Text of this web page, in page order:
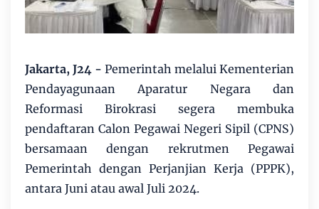
Jakarta, J24 - Pemerintah melalui Kementerian
Pendayagunaan Aparatur Negara dan
Reformasi Birokrasi segera membuka
pendaftaran Calon Pegawai Negeri Sipil (CPNS)
bersamaan dengan rekrutmen Pegawai
Pemerintah dengan Perjanjian Kerja (PPPK),
antara Juni atau awal Juli 2024.